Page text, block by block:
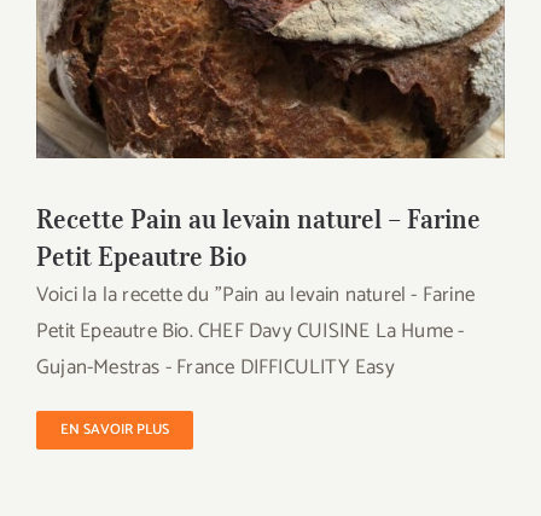
Recette Pain au levain naturel – Farine
Petit Epeautre Bio
Recette Pain au levain naturel – Farine
Petit Epeautre Bio
Voici la la recette du "Pain au levain naturel - Farine
Petit Epeautre Bio. CHEF Davy CUISINE La Hume -
Gujan-Mestras - France DIFFICULITY Easy
EN SAVOIR PLUS